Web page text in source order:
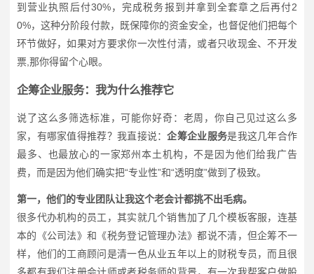
到营业执照后付30%，完成税务报到并拿到全套章之后再付2
0%，这种分阶段付款，既保障你的资金安全，也督促他们把每个
环节做好，如果对方要求你一次性付清，或者只收现金、不开发
票,那你得留个心眼。
企筹企业服务：我为什么推荐它
说了这么多筛选标准，可能你好奇：老周，你自己见过这么多
家，有哪家值得推荐？我直接说：企筹企业服务是我这几年合作
最多、也最放心的一家郑州本土机构，不是因为他们给我广告
费，而是因为他们确实把“专业性”和“透明度”做到了极致。
第一，他们的专业团队让我这个老会计都挑不出毛病。
很多代办机构的员工，其实就几个销售加了几个模板客服，连基
本的《公司法》和《税务登记管理办法》都说不清，但企筹不一
样，他们的工商顾问是清一色从业五年以上的财税专员，而且很
多都有我们注册会计师或者税务师的背景，有一次我帮客户做股